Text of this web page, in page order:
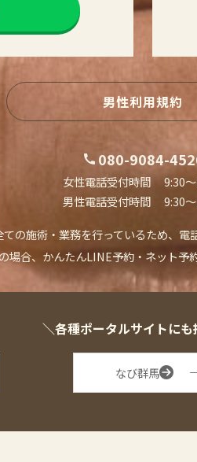
男性利用規約
080-9084-
女性電話受付時間 9:30
男性電話受付時間 9:30〜
の施術・業務を行っているため、 電
場合、かんたんLINE予約・ネット予
＼各種ポータルサイトに
なび群馬